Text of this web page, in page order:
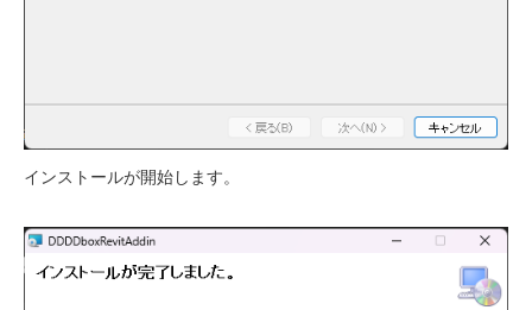
インストールが開始します。